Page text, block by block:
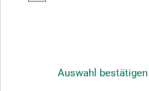
Auswahl bestätigen
Mit diesem Logo möchten wir
Duales System Deutschland GmbH
Weitere Informationen zu unserer